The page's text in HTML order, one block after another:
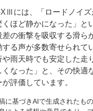
には、「ロードノイ
くほど静かになった」と
の衝撃を吸収する滑ら
る声が多数寄せられて
雨天時でも安定した走
くなった」と、その快適
評価しています。
に基づきAIで生成されたも